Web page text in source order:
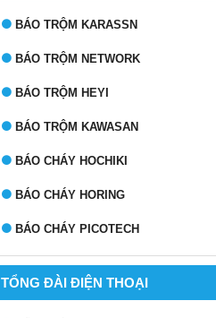
BÁO TRỘM KARASSN
BÁO TRỘM NETWORK
BÁO TRỘM HEYI
BÁO TRỘM KAWASAN
BÁO CHÁY HOCHIKI
BÁO CHÁY HORING
BÁO CHÁY PICOTECH
TỔNG ĐÀI ĐIỆN THOẠI